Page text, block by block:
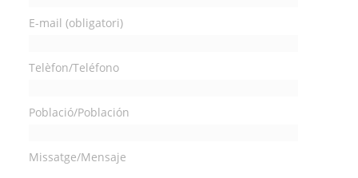
E-mail (obligatori)
Telèfon/Teléfono
Població/Población
Missatge/Mensaje